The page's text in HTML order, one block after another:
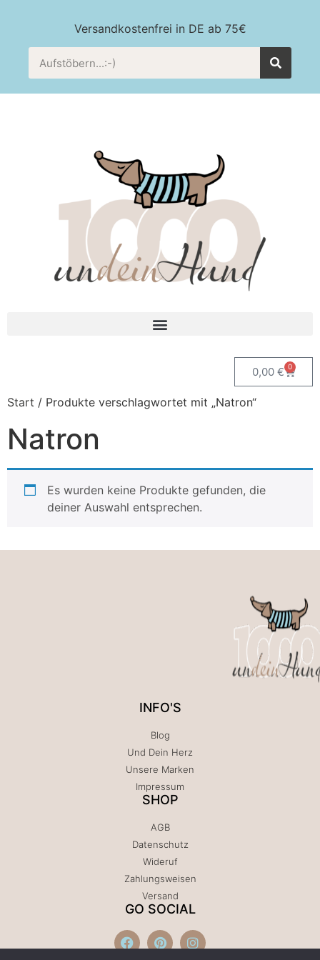
Versandkostenfrei in DE ab 75€
0,00 € 0
Start / Produkte verschlagwortet mit „Natron“
Natron
Es wurden keine Produkte gefunden, die
deiner Auswahl entsprechen.
INFO'S
Blog
Und Dein Herz
Unsere Marken
Impressum
SHOP
AGB
Datenschutz
Wideruf
Zahlungsweisen
Versand
GO SOCIAL